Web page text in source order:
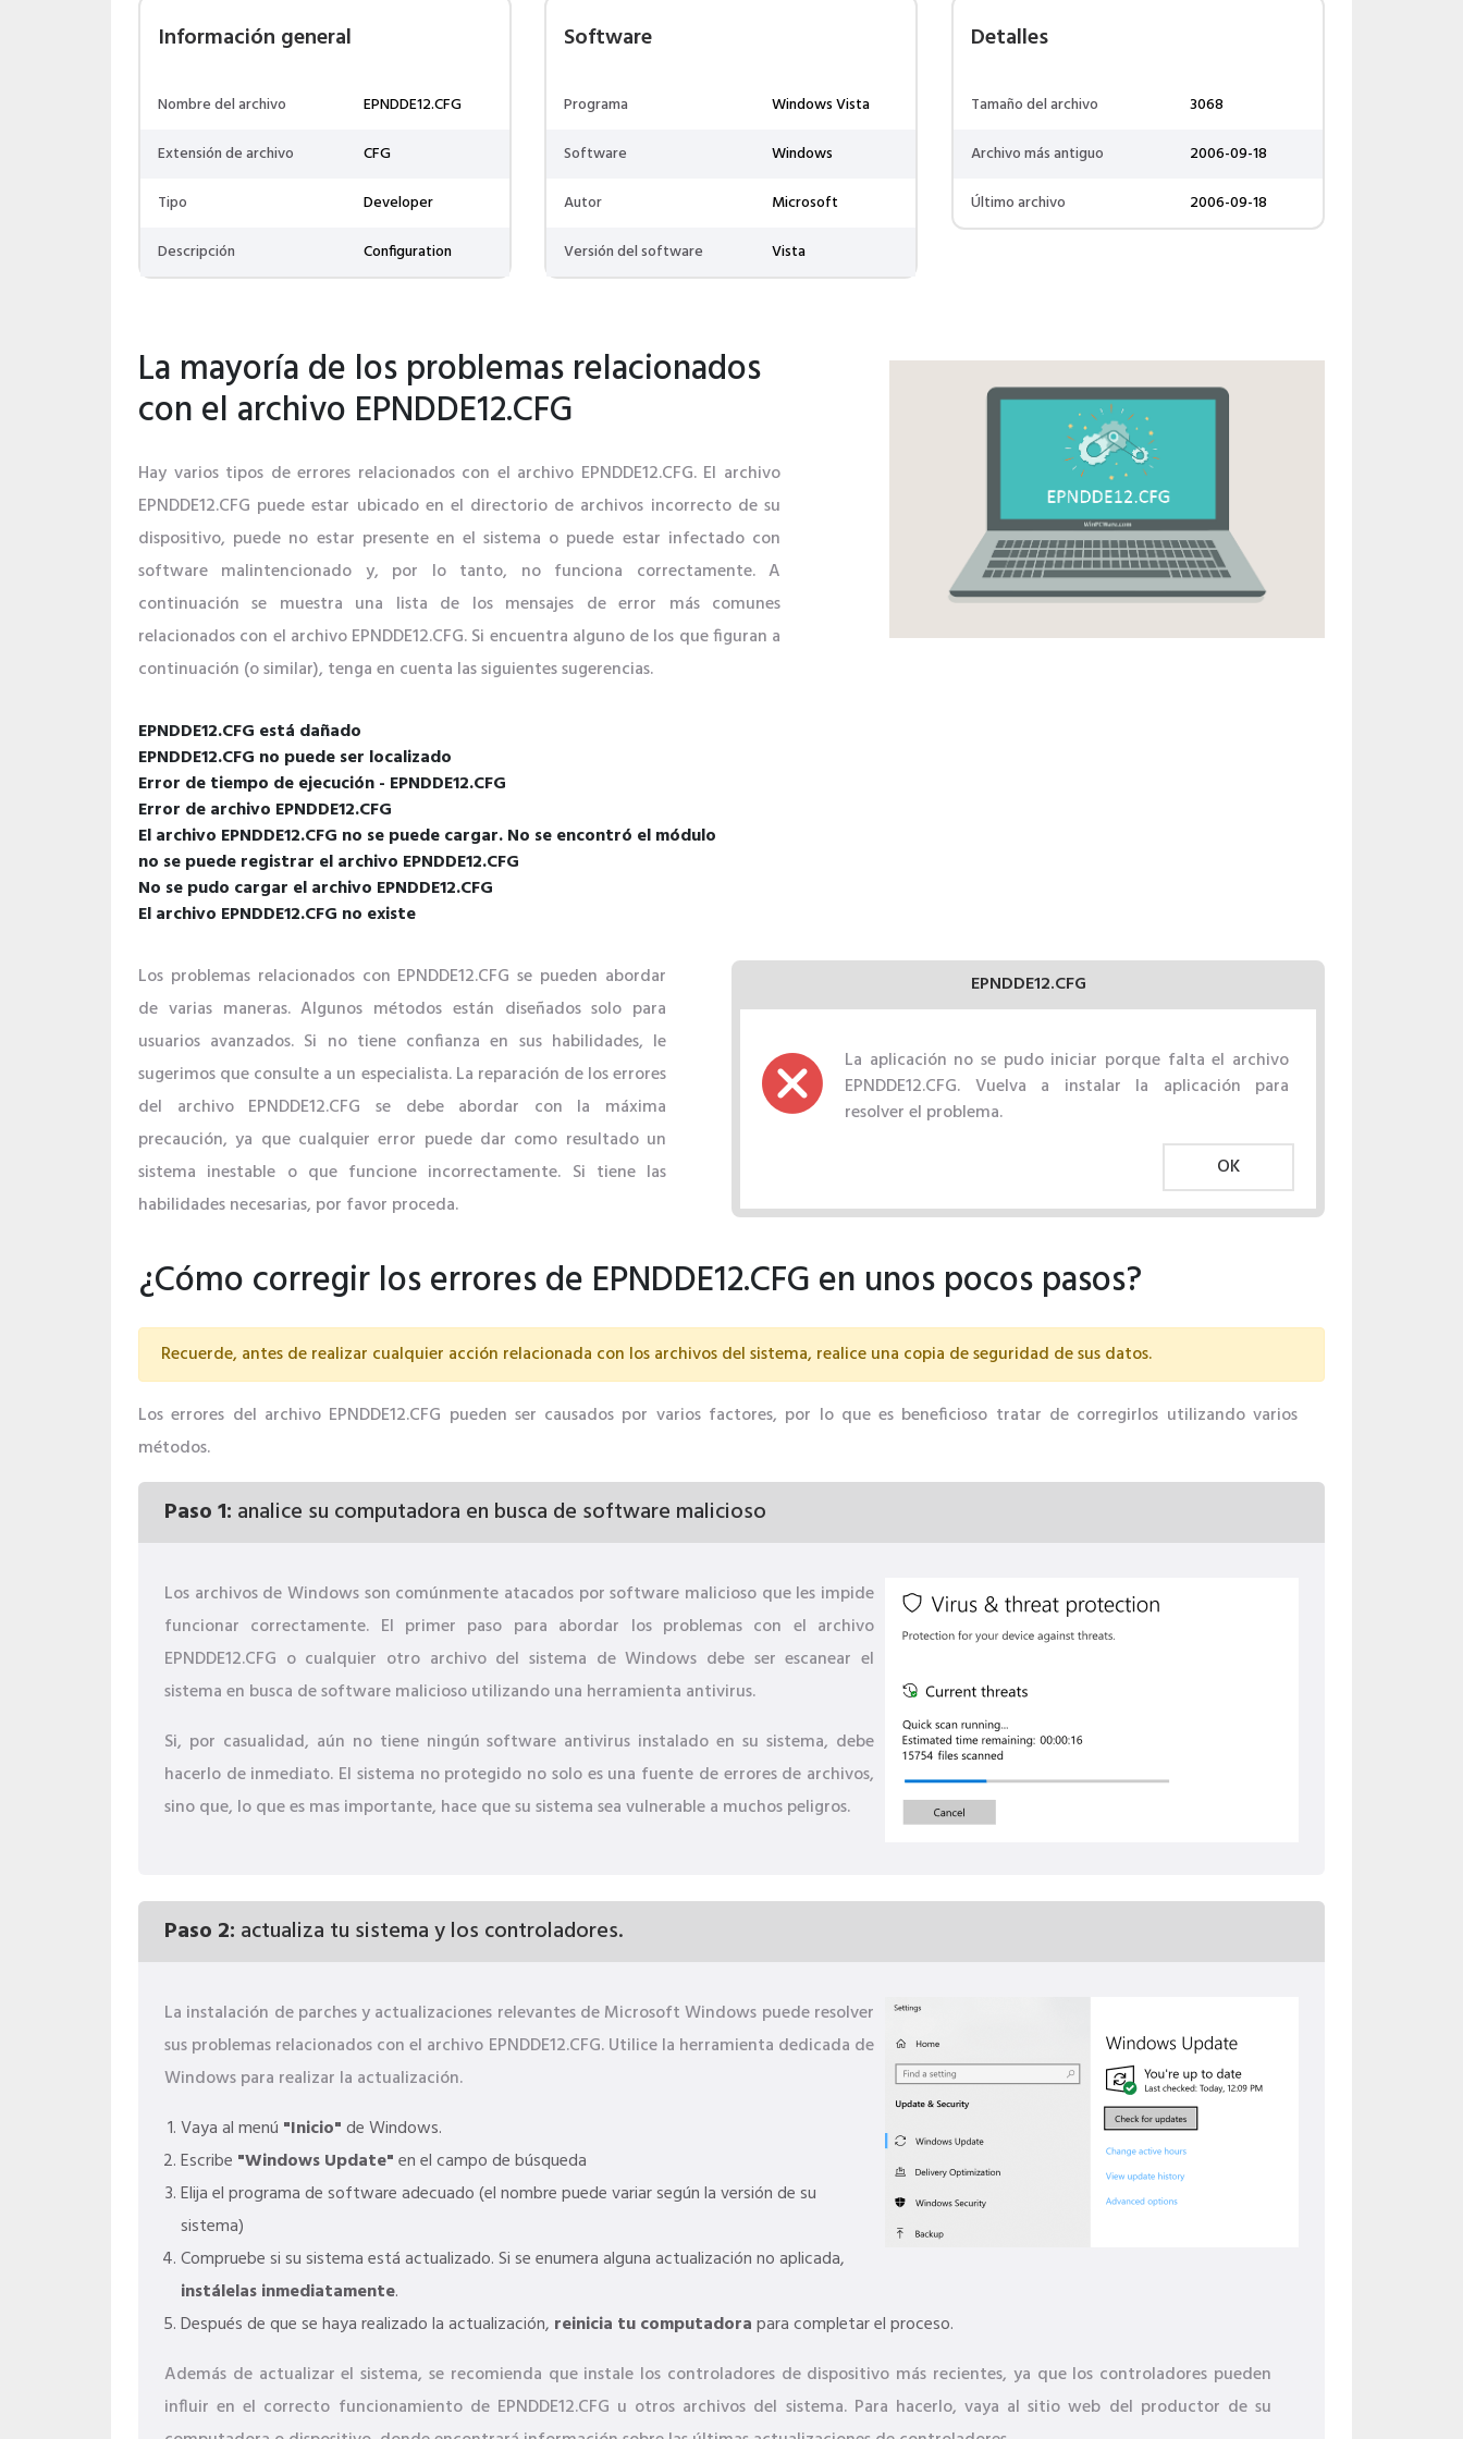
Información general
Nombre del archivo
EPNDDE12.CFG
Extensión de archivo
CFG
Tipo
Developer
Descripción
Configuration
Software
Programa
Windows Vista
Software
Windows
Autor
Microsoft
Versión del software
Vista
Detalles
Tamaño del archivo
3068
Archivo más antiguo
2006-09-18
Último archivo
2006-09-18
La mayoría de los problemas relacionados
con el archivo EPNDDE12.CFG
Hay varios tipos de errores relacionados con el archivo EPNDDE12.CFG. El archivo
EPNDDE12.CFG puede estar ubicado en el directorio de archivos incorrecto de su
dispositivo, puede no estar presente en el sistema o puede estar infectado con
software malintencionado y, por lo tanto, no funciona correctamente. A
continuación se muestra una lista de los mensajes de error más comunes
relacionados con el archivo EPNDDE12.CFG. Si encuentra alguno de los que figuran a
continuación (o similar), tenga en cuenta las siguientes sugerencias.
EPNDDE12.CFG está dañado
EPNDDE12.CFG no puede ser localizado
Error de tiempo de ejecución - EPNDDE12.CFG
Error de archivo EPNDDE12.CFG
El archivo EPNDDE12.CFG no se puede cargar. No se encontró el módulo
no se puede registrar el archivo EPNDDE12.CFG
No se pudo cargar el archivo EPNDDE12.CFG
El archivo EPNDDE12.CFG no existe
EPNDDE12.CFG
La aplicación no se pudo iniciar porque falta el archivo
EPNDDE12.CFG. Vuelva a instalar la aplicación para
resolver el problema.
OK
Los problemas relacionados con EPNDDE12.CFG se pueden abordar
de varias maneras. Algunos métodos están diseñados solo para
usuarios avanzados. Si no tiene confianza en sus habilidades, le
sugerimos que consulte a un especialista. La reparación de los errores
del archivo EPNDDE12.CFG se debe abordar con la máxima
precaución, ya que cualquier error puede dar como resultado un
sistema inestable o que funcione incorrectamente. Si tiene las
habilidades necesarias, por favor proceda.
¿Cómo corregir los errores de EPNDDE12.CFG en unos pocos pasos?
Recuerde, antes de realizar cualquier acción relacionada con los archivos del sistema, realice una copia de seguridad de sus datos.
Los errores del archivo EPNDDE12.CFG pueden ser causados ​​por varios factores, por lo que es beneficioso tratar de corregirlos utilizando varios
métodos.
Paso 1: analice su computadora en busca de software malicioso
Los archivos de Windows son comúnmente atacados por software malicioso que les impide
funcionar correctamente. El primer paso para abordar los problemas con el archivo
EPNDDE12.CFG o cualquier otro archivo del sistema de Windows debe ser escanear el
sistema en busca de software malicioso utilizando una herramienta antivirus.
Si, por casualidad, aún no tiene ningún software antivirus instalado en su sistema, debe
hacerlo de inmediato. El sistema no protegido no solo es una fuente de errores de archivos,
sino que, lo que es mas importante, hace que su sistema sea vulnerable a muchos peligros.
Paso 2: actualiza tu sistema y los controladores.
La instalación de parches y actualizaciones relevantes de Microsoft Windows puede resolver
sus problemas relacionados con el archivo EPNDDE12.CFG. Utilice la herramienta dedicada de
Windows para realizar la actualización.
Vaya al menú "Inicio"de Windows.
Escribe "Windows Update"en el campo de búsqueda
Elija el programa de software adecuado (el nombre puede variar según la versión de su
sistema)
Compruebe si su sistema está actualizado. Si se enumera alguna actualización no aplicada,
instálelas inmediatamente.
Después de que se haya realizado la actualización, reinicia tu computadorapara completar el proceso.
Además de actualizar el sistema, se recomienda que instale los controladores de dispositivo más recientes, ya que los controladores pueden
influir en el correcto funcionamiento de EPNDDE12.CFG u otros archivos del sistema. Para hacerlo, vaya al sitio web del productor de su